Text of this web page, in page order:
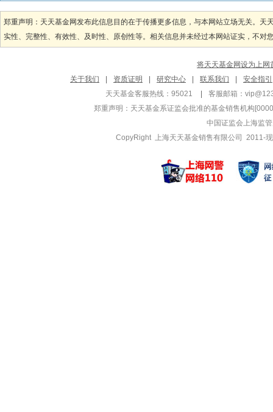
管理基金
建信MSCI联接
建信MSCI联接
管理基金
建信创新中
建信科技创
管理基金
建信嘉薪宝货币A
管理基金
建信新兴市
建信新兴市
管理基金
建信大安全
郑重声明：天天基金网发布此信息目的在于传播更多信息，与本网站立场无关。
实性、完整性、有效性、及时性、原创性等。相关信息并未经过本网站证实，不
将天天基金网设为上网
关于我们
资质证明 研究中心 联系我们
安全指引
天天基金客服热线：95021
客服邮箱：
郑重声明： 天天基金系证监会批准的基金销售机构
中国证监会上海监
CopyRight 上海天天基金销售有限公司 2011-